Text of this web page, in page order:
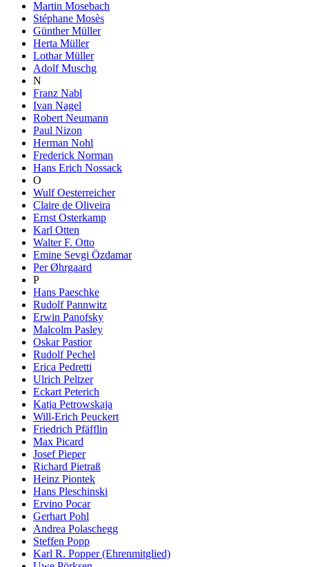
Martin Mosebach
Stéphane Mosès
Günther Müller
Herta Müller
Lothar Müller
Adolf Muschg
N
Franz Nabl
Ivan Nagel
Robert Neumann
Paul Nizon
Herman Nohl
Frederick Norman
Hans Erich Nossack
O
Wulf Oesterreicher
Claire de Oliveira
Ernst Osterkamp
Karl Otten
Walter F. Otto
Emine Sevgi Özdamar
Per Øhrgaard
P
Hans Paeschke
Rudolf Pannwitz
Erwin Panofsky
Malcolm Pasley
Oskar Pastior
Rudolf Pechel
Erica Pedretti
Ulrich Peltzer
Eckart Peterich
Katja Petrowskaja
Will-Erich Peuckert
Friedrich Pfäfflin
Max Picard
Josef Pieper
Richard Pietraß
Heinz Piontek
Hans Pleschinski
Ervino Pocar
Gerhart Pohl
Andrea Polaschegg
Steffen Popp
Karl R. Popper (Ehrenmitglied)